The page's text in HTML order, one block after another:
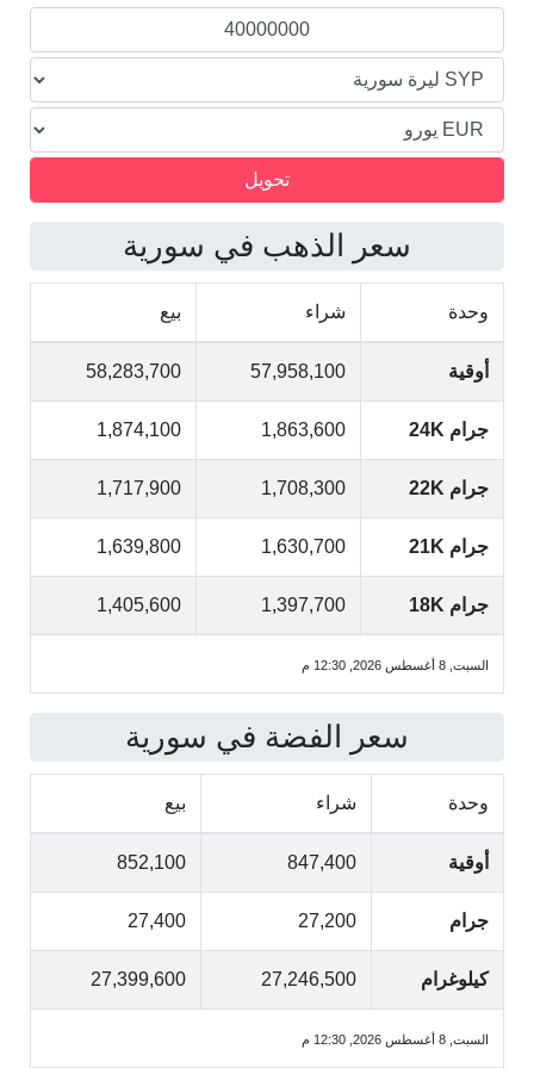
سعر الذهب في سورية
وحدة شراء بيع
أوقية 57,958,100
58,283,700
جرام 24K 1,863,600
1,874,100
جرام 22K 1,708,300
1,717,900
جرام 21K 1,630,700
1,639,800
جرام 18K 1,397,700
1,405,600
السبت, 8 أغسطس 2026, 12:30 م
سعر الفضة في سورية
وحدة شراء بيع
أوقية 847,400
852,100
جرام 27,200
27,400
كيلوغرام 27,246,500
27,399,600
السبت, 8 أغسطس 2026, 12:30 م